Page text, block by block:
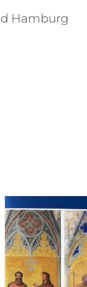
Hamburg